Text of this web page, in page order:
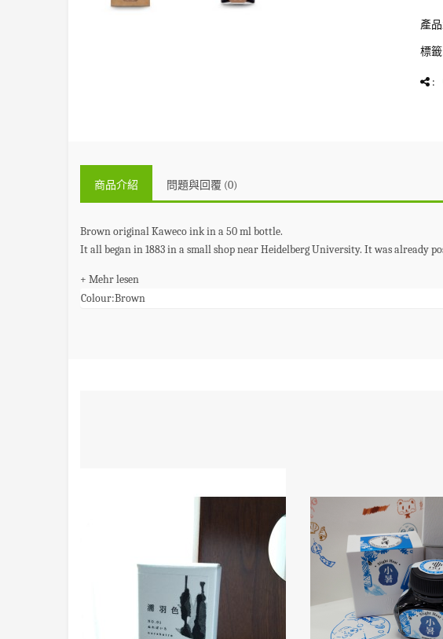
產
標
:
商品介紹 問題與回覆 (0)
Brown original Kaweco ink in a 50 ml bottle.
It all began in 1883 in a small shop near Heidelberg University. It was already
+ Mehr lesen
Colour:Brown